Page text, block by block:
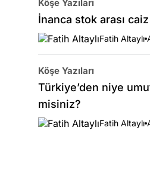
Köşe Yazıları
İnanca stok arası
Fatih Altaylı
Köşe Yazıları
Türkiye’den niye
misiniz?
Fatih Altaylı